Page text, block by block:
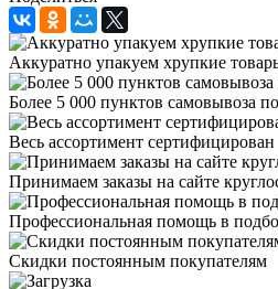
Аккуратно упакуем хрупкие
Более 5 000 пунктов самовывоза
Весь ассортимент сертифицирован
Принимаем заказы на сайте
Профессиональная помощь в
Скидки постоянным покупателям